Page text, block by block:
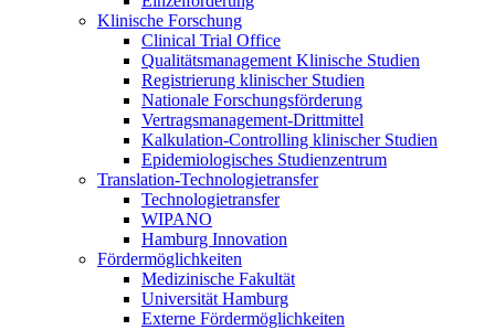
Klinische Forschung
Clinical Trial Office
Qualitätsmanagement Klinische Studien
Registrierung klinischer Studien
Nationale Forschungsförderung
Vertragsmanagement-Drittmittel
Kalkulation-Controlling klinischer Studien
Epidemiologisches Studienzentrum
Translation-Technologietransfer
Technologietransfer
WIPANO
Hamburg Innovation
Fördermöglichkeiten
Medizinische Fakultät
Universität Hamburg
Externe Fördermöglichkeiten